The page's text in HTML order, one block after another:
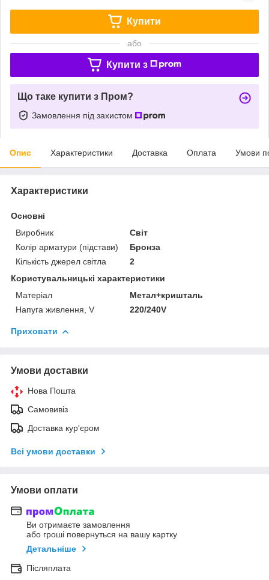
Купити
або
Купити з
Що таке купити з Пром?
Замовлення під захистом
Опис Характеристики Доставка Оплата Умови
Характеристики
Основні
Виробник
Світ
Колір арматури (підстави)
Бронза
Кількість джерел світла
2
Користувальницькі характеристики
Матеріал
Метал+кришталь
Напуга живлення, V
220/240V
Приховати
Умови доставки
Нова Пошта
Самовивіз
Доставка кур'єром
Всі умови доставки
Умови оплати
Ви отримаєте замовлення
або гроші повернуться на вашу картку
Детальніше
Післяплата